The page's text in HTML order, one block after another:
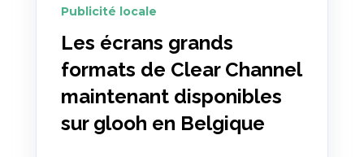
Publicité locale
Les écrans grands
formats de Clear Channel
maintenant disponibles
sur glooh en Belgique